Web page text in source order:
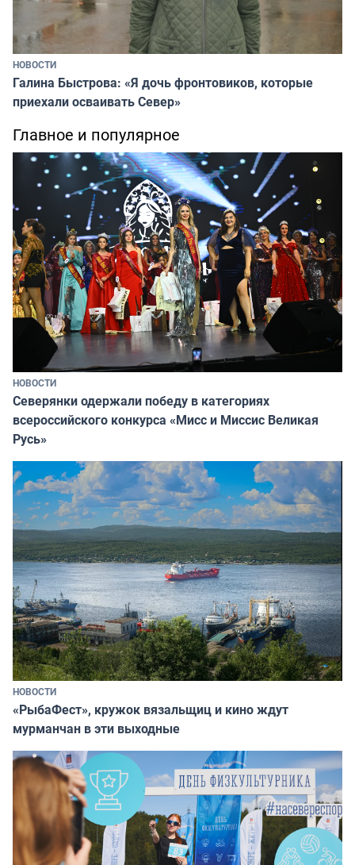
НОВОСТИ
Галина Быстрова: «Я дочь фронтовиков, которые
приехали осваивать Север»
Главное и популярное
НОВОСТИ
Северянки одержали победу в категориях
всероссийского конкурса «Мисс и Миссис Великая
Русь»
НОВОСТИ
«РыбаФест», кружок вязальщиц и кино ждут
мурманчан в эти выходные